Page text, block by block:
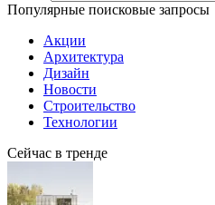
Популярные поисковые запросы
Акции
Архитектура
Дизайн
Новости
Строительство
Технологии
Сейчас в тренде